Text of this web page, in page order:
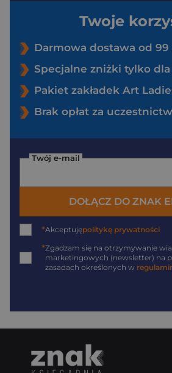
Twoje
Darmowa dostawa od 99
Specjalne zniżki tylko
Pakiet zakładek Art
Brak opłat za
Twój e-mail
DOŁĄCZ DO ZNAK
*Akceptujępolitykę prywatności
*Zgadzam się na otrzymywanie
marketingowych (newsletter) na
zasadach określonych w